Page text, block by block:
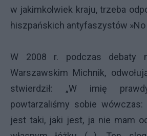
w jakimkolwiek kraju, trzeba
hiszpańskich antyfaszystów »No
W 2008 r. podczas debaty
Warszawskim Michnik,
stwierdził: „W imię
powtarzaliśmy sobie
jest taki, jaki jest, ja nie mam